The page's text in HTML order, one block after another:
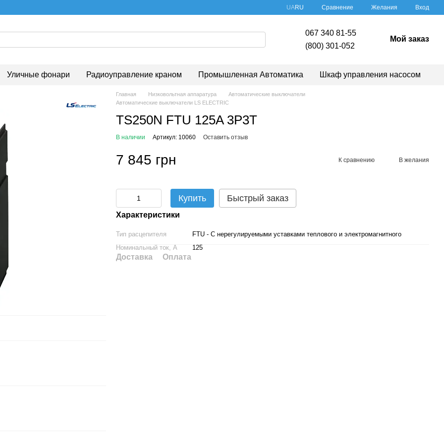
UARU Сравнение Желания Вход
067 340 81-55
(800) 301-052
Мой заказ
Уличные фонари Радиоуправление краном Промышленная Автоматика Шкаф управления насосом
Главная Низковольтная аппаратура
Автоматические выключатели
Автоматические выключатели LS ELECTRIC
TS250N FTU 125A 3P3T
В наличии Артикул: 10060 Оставить отзыв
7 845 грн К сравнению В желания
Купить Быстрый заказ
Характеристики
Тип расцепителя
FTU - С нерегулируемыми уставками теплового и электромагнитного
Номинальный ток, А
125
Доставка Оплата